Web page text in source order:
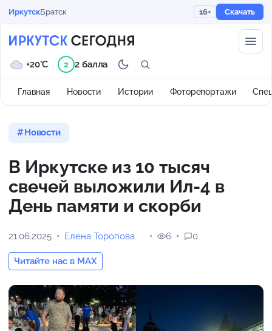
ИркутскБратск 16+ Скачать
Главная Новости Истории Фоторепортажи
+20°C 2 2 балла
Новости
В Иркутске из 10 тысяч
свечей выложили Ил-4 в
День памяти и скорби
21.06.2025 Елена Торопова
Читайте нас в MAX
6 0